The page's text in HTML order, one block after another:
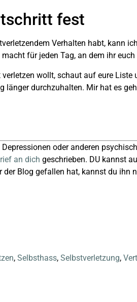
fest
Verhalten habt, kann
für jeden Tag, an dem ihr
wollt, schaut auf eure
länger durchzuhalten. Mir hat es
oder anderen
an dich geschrieben. DU kannst
der Blog gefallen hat, kannst du ihn
, Selbsthass, Selbstverletzung,